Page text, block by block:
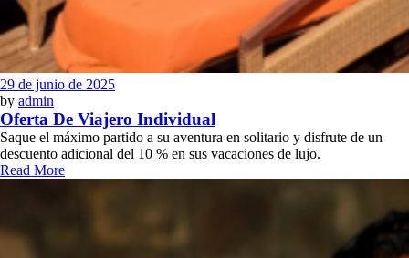
29 de junio de 2025
by admin
Oferta De Viajero Individual
Saque el máximo partido a su aventura en solitario y disfrute de un
descuento adicional del 10 % en sus vacaciones de lujo.
Read More